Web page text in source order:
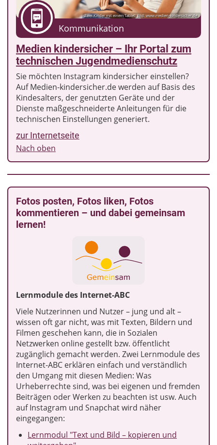
Zwei Kinder mit einem Tablet; Bild: www.medien-kindersicher.de
Kommunikation
Medien kindersicher – Ihr Portal zum
technischen Jugendmedienschutz
Sie möchten Instagram kindersicher einstellen?
Auf Medien-kindersicher.de werden auf Basis des
Kindesalters, der genutzten Geräte und der
Dienste maßgeschneiderte Anleitungen für die
technischen Einstellungen generiert.
zur Internetseite
Nach oben
Fotos posten, Fotos liken, Fotos
kommentieren – und dabei gemeinsam
lernen!
Lernmodule des Internet-ABC
Viele Nutzerinnen und Nutzer – jung und alt –
wissen oft gar nicht, was mit Texten, Bildern und
Filmen geschehen kann, die in Sozialen
Netzwerken online gestellt bzw. öffentlicht
zugänglich gemacht werden. Zwei Lernmodule des
Internet-ABC erklären einfach und verständlich
den Umgang mit diesen Medien: Was
Urheberrechte sind, was bei eigenen und fremden
Beiträgen oder Werken zu beachten ist usw. Auch
auf Instagram und Snapchat wird näher
eingegangen:
Lernmodul "Text und Bild – kopieren und